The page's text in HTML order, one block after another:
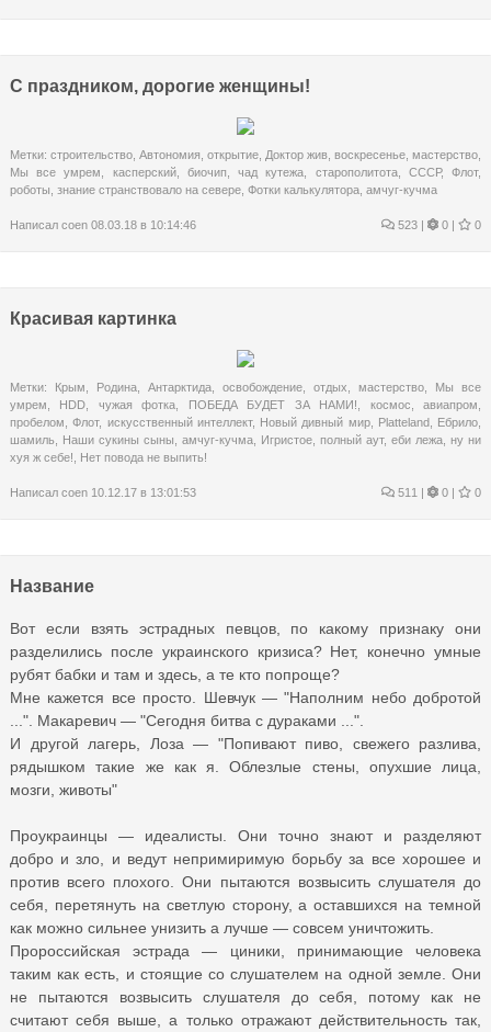
С праздником, дорогие женщины!
Метки: строительство Автономия открытие Доктор жив воскресенье мастерство
Мы все умрем
касперский, биочип ,чад кутежа старополитота, СССР,Флот,
роботы знание странствовало на севере Фотки калькулятора амчуг-кучма
Написал coen 08.03.18 в 10:14:46 523 | 0 | 0
Красивая картинка
Метки: Крым Родина Антарктида освобождение отдых мастерство
Мы все
умрем
HDD чужая фотка ПОБЕДА БУДЕТ ЗА НАМИ! космос ,авиапром
пробелом ,Флот, искусственный интеллект, Новый дивный мир, Platteland, Ебрило
шамиль
Наши сукины сыны амчуг-кучма Игристое полный аут, еби лежа ну ни
хуя ж себе!
Нет повода не выпить!
Написал coen 10.12.17 в 13:01:53 511 | 0 | 0
Название
Вот если взять эстрадных певцов, по какому признаку они
разделились после украинского кризиса? Нет, конечно умные
рубят бабки и там и здесь, а те кто попроще?
Мне кажется все просто. Шевчук — "Наполним небо добротой
...". Макаревич — "Сегодня битва с дураками ...".
И другой лагерь, Лоза — "Попивают пиво, свежего разлива,
рядышком такие же как я. Облезлые стены, опухшие лица,
мозги, животы"
Проукраинцы — идеалисты. Они точно знают и разделяют
добро и зло, и ведут непримиримую борьбу за все хорошее и
против всего плохого. Они пытаются возвысить слушателя до
себя, перетянуть на светлую сторону, а оставшихся на темной
как можно сильнее унизить а лучше — совсем уничтожить.
Пророссийская эстрада — циники, принимающие человека
таким как есть, и стоящие со слушателем на одной земле. Они
не пытаются возвысить слушателя до себя, потому как не
считают себя выше, а только отражают действительность так,